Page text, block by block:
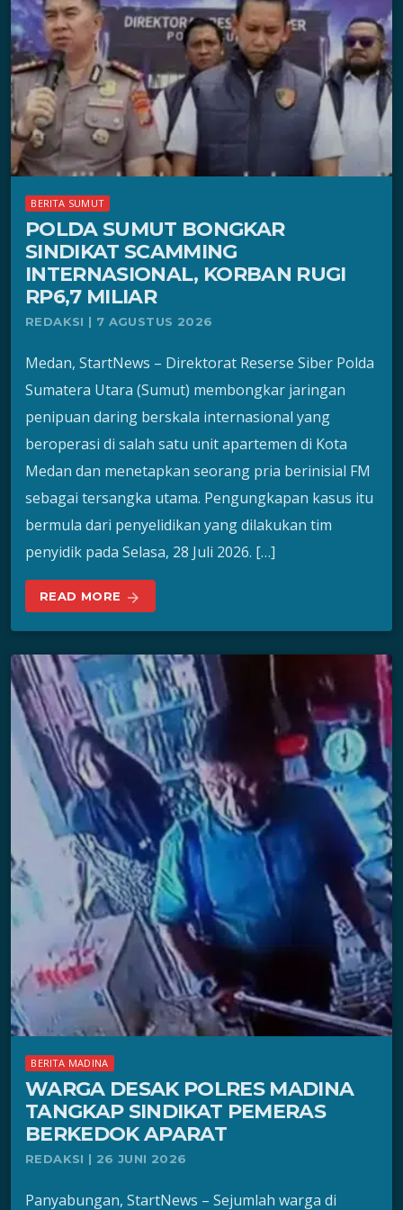
BERITA SUMUT
POLDA SUMUT BONGKAR
SINDIKAT SCAMMING
INTERNASIONAL, KORBAN RUGI
RP6,7 MILIAR
REDAKSI | 7 AGUSTUS 2026
Medan, StartNews – Direktorat Reserse Siber Polda
Sumatera Utara (Sumut) membongkar jaringan
penipuan daring berskala internasional yang
beroperasi di salah satu unit apartemen di Kota
Medan dan menetapkan seorang pria berinisial FM
sebagai tersangka utama. Pengungkapan kasus itu
bermula dari penyelidikan yang dilakukan tim
penyidik pada Selasa, 28 Juli 2026. […]
READ MORE arrow_forward
BERITA MADINA
WARGA DESAK POLRES MADINA
TANGKAP SINDIKAT PEMERAS
BERKEDOK APARAT
REDAKSI | 26 JUNI 2026
Panyabungan, StartNews – Sejumlah warga di